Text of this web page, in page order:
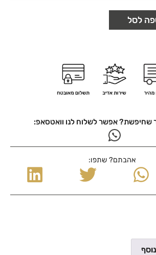
לסל
שחיפשת? אפשר לשלוח לנו וואטסאפ:
אהבתם? שתפו: